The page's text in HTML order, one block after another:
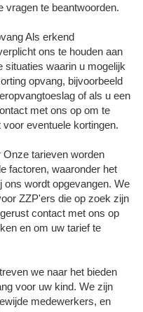
vragen te beantwoorden.
Als erkend
ons te houden aan
situaties waarin u mogelijk
opvang, bijvoorbeeld
of als u een
met ons op om te
eventuele kortingen.
Onze tarieven worden
factoren, waaronder het
ons wordt opgevangen. We
ZZP'ers die op zoek zijn
contact met ons op
en om uw tarief te
we naar het bieden
voor uw kind. We zijn
medewerkers, en